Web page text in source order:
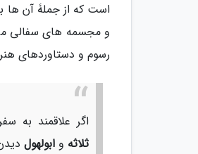
است که از جملۀ آن ها
و مجسمه های سفالی می
رسوم و دستاوردهای
اگر علاقمند به
ثلاثه و ابولهول